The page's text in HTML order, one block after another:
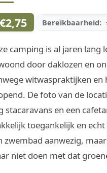
€2,75 Bereikbaarheid:
camping is al jaren lang
door daklozen en
witwaspraktijken
De foto van de
stacaravans en een
toegankelijk en
zwembad aanwezig,
niet doen met dat